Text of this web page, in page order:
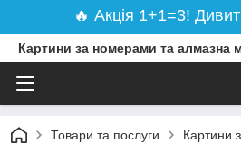
🔥 Акція 1+1=3!
Картини за номерами та алмазна
Товари та послуги Картини